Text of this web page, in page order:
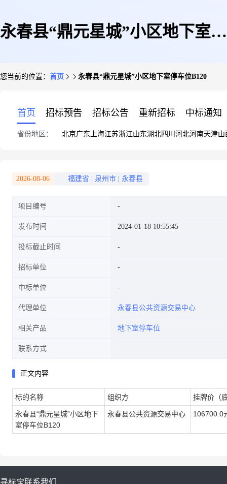
永春县“鼎元星城”小区地下室停
您当前的位置： 首页 永春县“鼎元星城”小区地下室停车位B120
首页 招标预告 招标公告 重新招标 中标通知
省份地区： 北京广东 上海江苏浙江山东湖北四川 河北河南天津山
2026-08-06 福建省 泉州市 永春县
项目编号
发布时间 2024-01-18 10:55:45
投标截止时间
招标单位
中标单位
代理单位 永春县公共资源交易中心
相关产品 地下室停车位
联系方式
正文内容
标的名称 组织方 挂牌价（
永春县“鼎元星城”小区地下
室停车位B120
永春县公共资源交易中心 106700.0
寻标宝联系我们